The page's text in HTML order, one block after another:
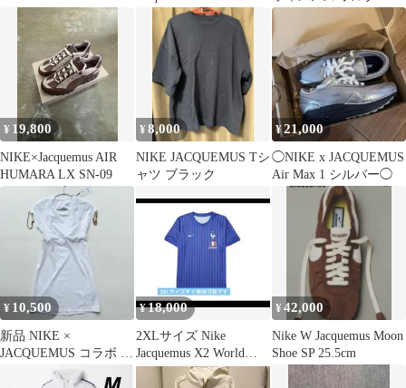
パース
ップ S
¥ 19,800
NIKE×Jacquemus AIR
HUMARA LX SN-09
¥8,000
NIKE JACQUEMUS Tシ
ャツ ブラック
¥21,000
◯NIKE x JACQUEMUS
Air Max 1 シルバー◯
¥ 10,500
新品 NIKE ×
JACQUEMUS コラボ La
Robe ワンピース M
¥18,000
2XLサイズ Nike
Jacquemus X2 World
CupFrance
¥42,000
Nike W Jacquemus Moon
Shoe SP 25.5cm